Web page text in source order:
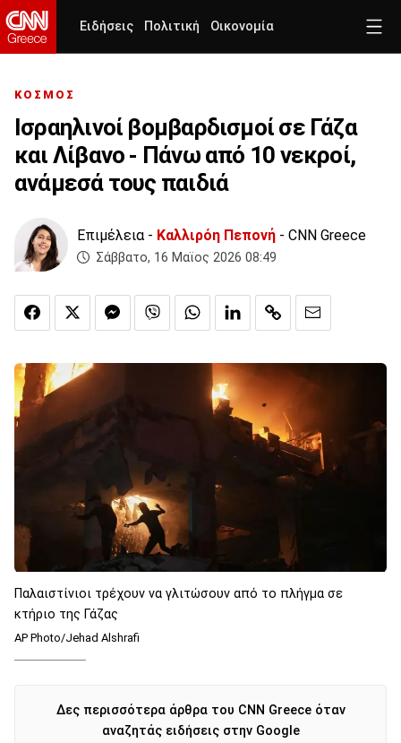
Ειδήσεις Πολιτική Οικονομία
ΚΟΣΜΟΣ
Ισραηλινοί βομβαρδισμοί σε Γάζα
και Λίβανο - Πάνω από 10 νεκροί,
ανάμεσά τους παιδιά
Επιμέλεια - Καλλιρόη Πεπονή - CNN Greece
Σάββατο, 16 Μαϊος 2026 08:49
Παλαιστίνιοι τρέχουν να γλιτώσουν από το πλήγμα σε
κτήριο της Γάζας
AP Photo/Jehad Alshrafi
Δες περισσότερα άρθρα του CNN Greece όταν
αναζητάς ειδήσεις στην Google